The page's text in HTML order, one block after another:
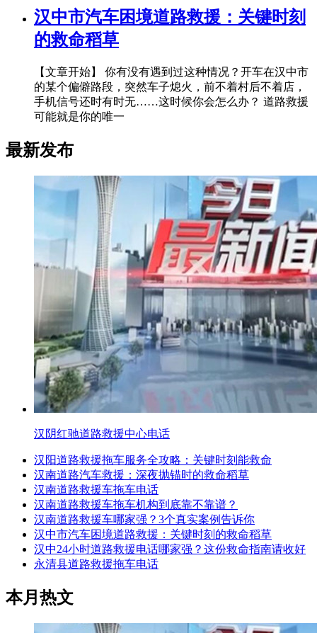
汉中市汽车困境道路救援：关键时刻
的救命稻草
【文章开始】 你有没有遇到过这种情况？开车在汉中市
的某个偏僻路段，突然车子熄火，前不着村后不着店，
手机信号还时有时无……这时候你会怎么办？ 道路救援
可能就是你的唯一
最新发布
汉阴红驰道路救援中心电话
汉阳道路救援拖车服务全攻略：关键时刻能救命
汉南道路汽车救援：深夜抛锚时的救命稻草
汉南道路救援车拖车电话
汉南道路救援车拖车机构到底靠不靠谱？
汉南道路救援车哪家强？3个真实案例告诉你
汉中市汽车困境道路救援：关键时刻的救命稻草
汉中24小时道路救援电话哪家强？这份救命指南请收好
永清县道路救援拖车电话
本月热文